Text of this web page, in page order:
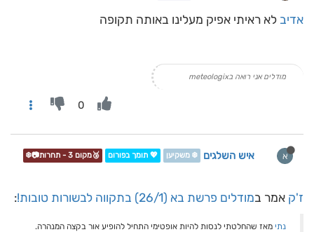
אדיב לא ראיתי אפיק מעלינו באותה תקופה
מודלים אני רואה בmeteologix
0
א איש השלגים ❄️ משקיען 💖 תומך בפורום 🥉מקום 3 - תחרות📷❄️
ז'ק אמר במודלים פרשת בא (26/1) בתקווה לבשורות טובות! :
נתי מאז שהחלטתי לנסות להיות אופטימי התחיל להופיע אור בקצה המנהרה.